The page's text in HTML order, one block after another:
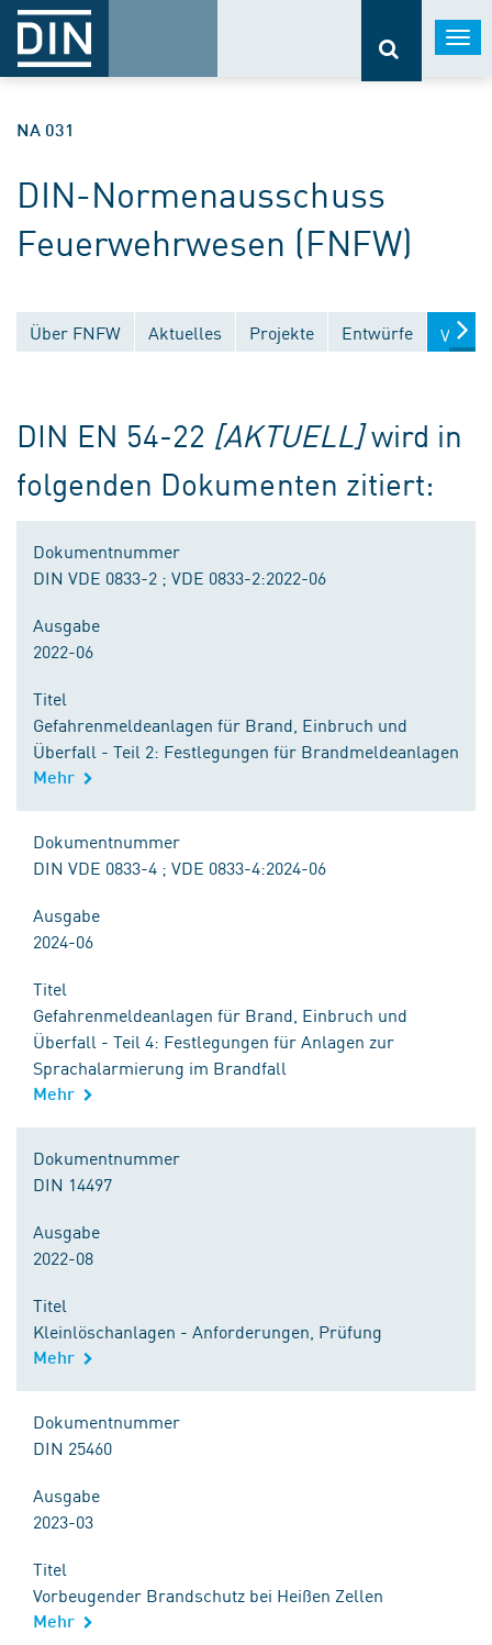
NA 031
DIN-Normenausschuss
Feuerwehrwesen (FNFW)
Über FNFW Aktuelles Projekte Entwürfe
DIN EN 54-22 [AKTUELL]wird in
folgenden Dokumenten zitiert:
Dokumentnummer
DIN VDE 0833-2 ; VDE 0833-2:2022-06
Ausgabe
2022-06
Titel
Gefahrenmeldeanlagen für Brand, Einbruch und
Überfall - Teil 2: Festlegungen für Brandmeldeanlagen
Mehr
Dokumentnummer
DIN VDE 0833-4 ; VDE 0833-4:2024-06
Ausgabe
2024-06
Titel
Gefahrenmeldeanlagen für Brand, Einbruch und
Überfall - Teil 4: Festlegungen für Anlagen zur
Sprachalarmierung im Brandfall
Mehr
Dokumentnummer
DIN 14497
Ausgabe
2022-08
Titel
Kleinlöschanlagen - Anforderungen, Prüfung
Mehr
Dokumentnummer
DIN 25460
Ausgabe
2023-03
Titel
Vorbeugender Brandschutz bei Heißen Zellen
Mehr